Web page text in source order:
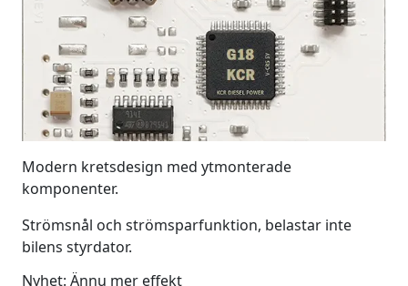
Modern kretsdesign med ytmonterade
komponenter.
Strömsnål och strömsparfunktion, belastar inte
bilens styrdator.
Nyhet: Ännu mer effekt